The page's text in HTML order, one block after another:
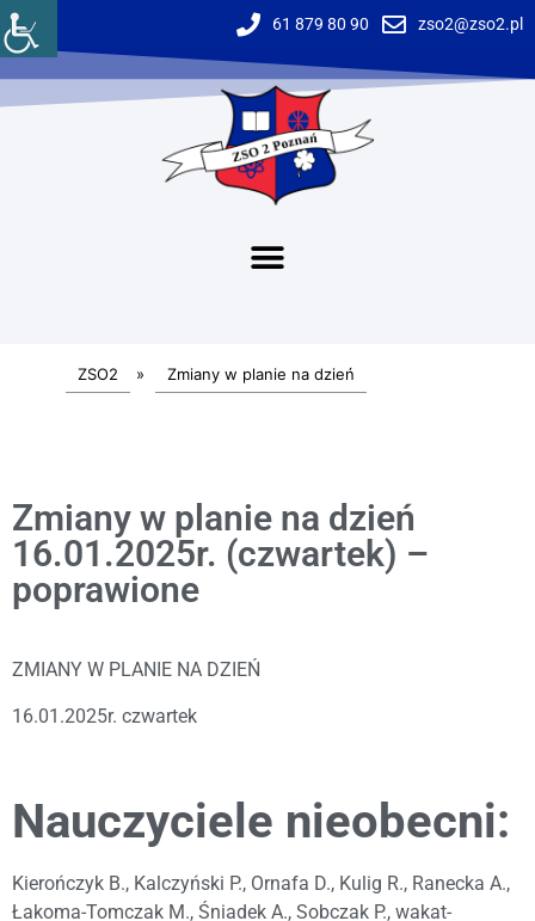
61 879 80 90 zso2@zso2.pl
ZSO2 » Zmiany w planie na dzień
Zmiany w planie na dzień
16.01.2025r. (czwartek) –
poprawione
ZMIANY W PLANIE NA DZIEŃ
16.01.2025r. czwartek
Nauczyciele nieobecni:
Kierończyk B., Kalczyński P., Ornafa D., Kulig R., Ranecka A.,
Łakoma-Tomczak M., Śniadek A., Sobczak P., wakat-